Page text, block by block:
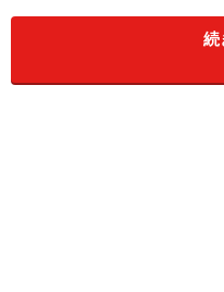
もそも流通することが
かなりマニアックな種類
ただ、国内で繁殖例が
続